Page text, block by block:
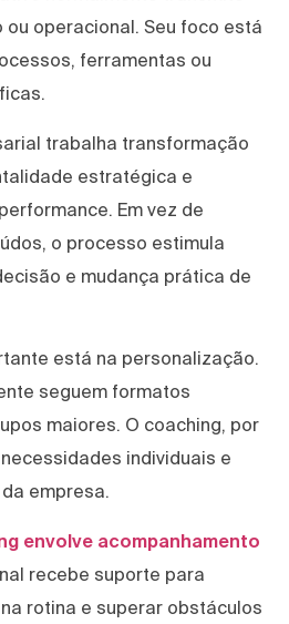
operacional. Seu foco está
ferramentas ou
trabalha transformação
estratégica e
Em vez de
o processo estimula
e mudança prática de
está na personalização.
seguem formatos
maiores. O coaching, por
individuais e
empresa.
envolve acompanhamento
recebe suporte para
rotina e superar obstáculos